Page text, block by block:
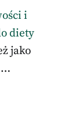
i
diety
jako
…